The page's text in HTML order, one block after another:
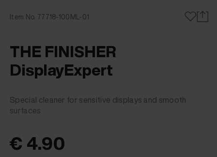
Item No. 77718-100ML-01
THE FINISHER
DisplayExpert
Special cleaner for sensitive displays and smooth
surfaces
€ 4.90